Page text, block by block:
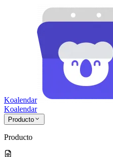
Koalendar
Koalendar
Producto
Producto